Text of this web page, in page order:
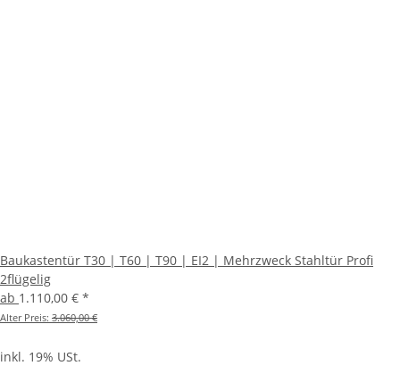
Baukastentür T30 | T60 | T90 | EI2 | Mehrzweck Stahltür Profi
2flügelig
ab 1.110,00 € *
Alter Preis: 3.060,00 €
inkl. 19% USt.